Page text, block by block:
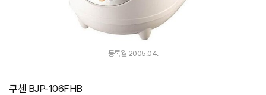
등록월 2005.04.
쿠첸 BJP-106FHB